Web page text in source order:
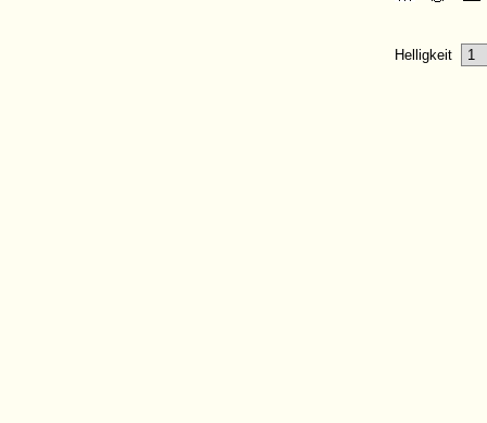
Helligkeit